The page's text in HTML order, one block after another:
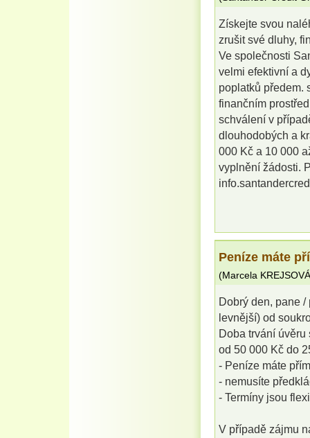
Získejte svou
zrušit své dluhy,
Ve společnosti
velmi efektivní a
poplatků předem.
finančním
schválení v
dlouhodobých a
000 Kč a 10 000
vyplnění žádosti.
Peníze máte
(Marcela KREJSOVÁ
Dobrý den, pane
levnější) od
Doba trvání
od 50 000 Kč do
- Peníze máte
- nemusíte
- Termíny jsou
V případě zájmu